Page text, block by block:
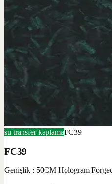
su transfer kaplamaFC39
FC39
Genişlik : 50CM Hologram